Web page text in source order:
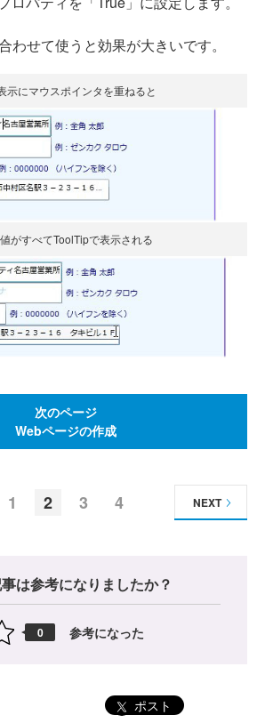
わせて使うと効果が大きいです。
示にマウスポインタを重ねると
がすべてToolTipで表示される
次のページ
Webページの作成
1 2 3 4 NEXT
は参考になりましたか？
0 参考になった
ポスト